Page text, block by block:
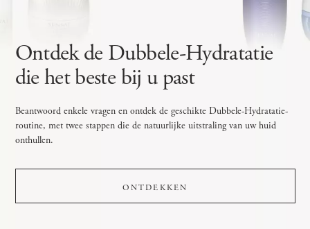
Ontdek de Dubbele-Hydratatie
die het beste bij u past
Beantwoord enkele vragen en ontdek de geschikte Dubbele-Hydratatie-
routine, met twee stappen die de natuurlijke uitstraling van uw huid
onthullen.
ONTDEKKEN